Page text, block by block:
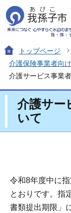
トップページ
介護保険事業者向
介護サービス事業
介護サー
いて
令和8年度中に
とおりです。指
書類提出期限」